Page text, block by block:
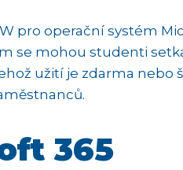
pro operační systém
se mohou studenti
užití je zdarma
365